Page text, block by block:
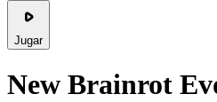
Jugar
New Brainrot